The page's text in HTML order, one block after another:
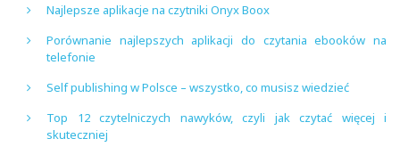
Najlepsze aplikacje na czytniki Onyx Boox
Porównanie najlepszych aplikacji do czytania ebooków na
telefonie
Self publishing w Polsce – wszystko, co musisz wiedzieć
Top 12 czytelniczych nawyków, czyli jak czytać więcej i
skuteczniej